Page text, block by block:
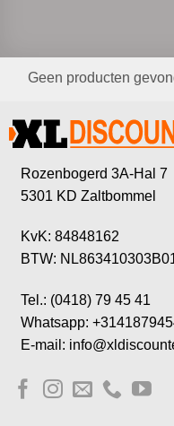
Geen producten
Rozenbogerd 3A-Hal 7
5301 KD Zaltbommel
KvK: 84848162
BTW:
Tel.: (0418) 79 45 41
Whatsapp:
E-mail: